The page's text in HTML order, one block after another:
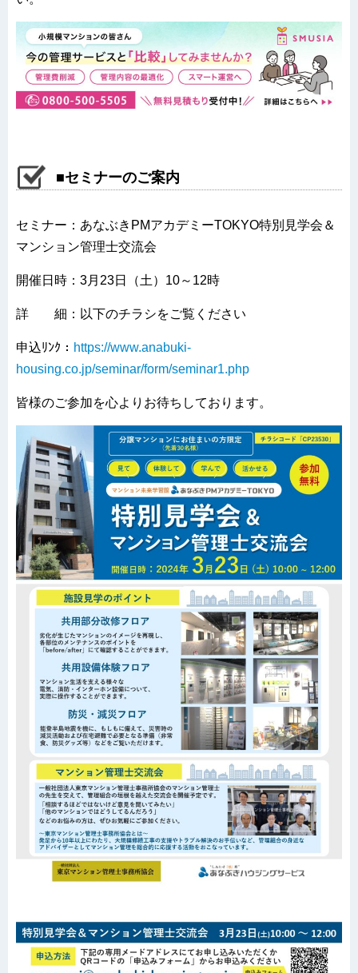
■セミナーのご案内
セミナー：あなぶきPMアカデミーTOKYO特別見学会＆
マンション管理士交流会
開催日時：3月23日（土）10～12時
詳 細：以下のチラシをご覧ください
申込ﾘﾝｸ： https://www.anabuki-
housing.co.jp/seminar/form/seminar1.php
皆様のご参加を心よりお待ちしております。